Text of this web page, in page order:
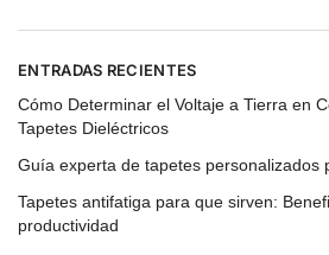
ENTRADAS RECIENTES
Cómo Determinar el Voltaje a Tierra en
Tapetes Dieléctricos
Guía experta de tapetes personalizados
Tapetes antifatiga para que sirven:
productividad